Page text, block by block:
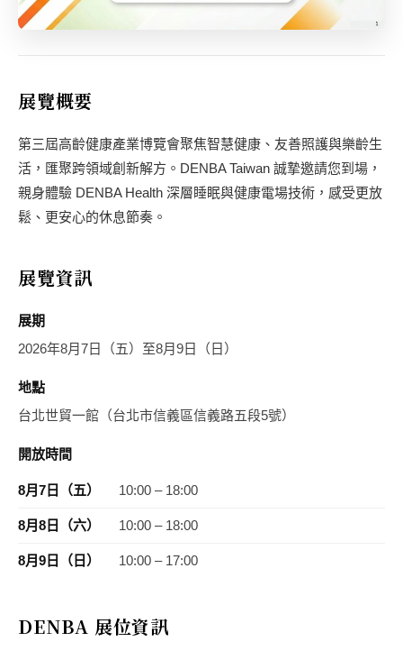
展覽概要
第三屆高齡健康產業博覽會聚焦智慧健康、友善照護與樂齡生
活，匯聚跨領域創新解方。DENBA Taiwan 誠摯邀請您到場，
親身體驗 DENBA Health 深層睡眠與健康電場技術，感受更放
鬆、更安心的休息節奏。
展覽資訊
展期
2026年8月7日（五）至8月9日（日）
地點
台北世貿一館（台北市信義區信義路五段5號）
開放時間
8月7日（五） 10:00 – 18:00
8月8日（六） 10:00 – 18:00
8月9日（日） 10:00 – 17:00
DENBA 展位資訊